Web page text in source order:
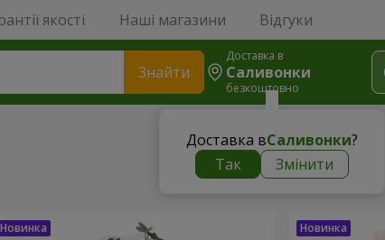
якості Наші магазини Відгуки
Знайти
Доставка в
Саливонки
безкоштовно
Доставка вСаливонки?
Так
Змінити